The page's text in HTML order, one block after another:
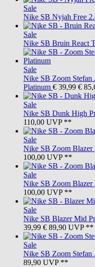
Sale
Nike SB Nyjah Free
Sale
Nike SB Bruin React
Sale
Nike SB Zoom Stefan
Platinum € 39,99 €
Sale
Nike SB Dunk High
110,00 UVP **
Sale
Nike SB Zoom
100,00 UVP **
Sale
Nike SB Zoom
100,00 UVP **
Sale
Nike SB Blazer Mid
39,99 € 89,90 UVP **
Sale
Nike SB Zoom
89,90 UVP **